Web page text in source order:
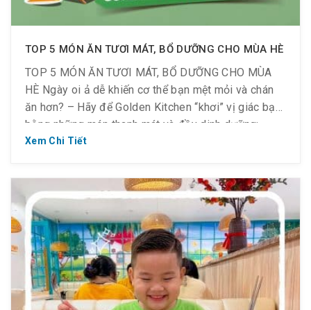
TOP 5 MÓN ĂN TƯƠI MÁT, BỔ DƯỠNG CHO MÙA HÈ
TOP 5 MÓN ĂN TƯƠI MÁT, BỔ DƯỠNG CHO MÙA
HÈ Ngày oi ả dễ khiến cơ thể bạn mệt mỏi và chán
ăn hơn? – Hãy để Golden Kitchen “khơi” vị giác bạn
bằng những món thanh mát và đầy dinh dưỡng:
Salad Rau Trộn & Bánh Mì Tỏi (135.000VND): cân
Xem Chi Tiết